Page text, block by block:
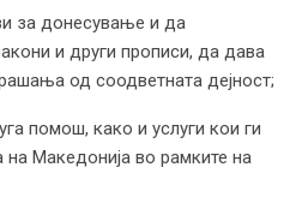
за донесување и да
и други прописи, да дава
од соодветната дејност;
помош, како и услуги кои ги
Македонија во рамките на